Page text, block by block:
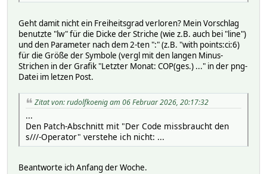
Geht damit nicht ein Freiheitsgrad verloren? Mein Vorschlag
benutzte "lw" für die Dicke der Striche (wie z.B. auch bei "line")
und den Parameter nach dem 2-ten ":" (z.B. "with points:ci:6)
für die Größe der Symbole (vergl mit den langen Minus-
Strichen in der Grafik "Letzter Monat: COP(ges.) ..." in der png-
Datei im letzen Post.
Zitat von: rudolfkoenig am 06 Februar 2026, 20:17:32
...
Den Patch-Abschnitt mit "Der Code missbraucht den
s///-Operator" verstehe ich nicht: ...
Beantworte ich Anfang der Woche.